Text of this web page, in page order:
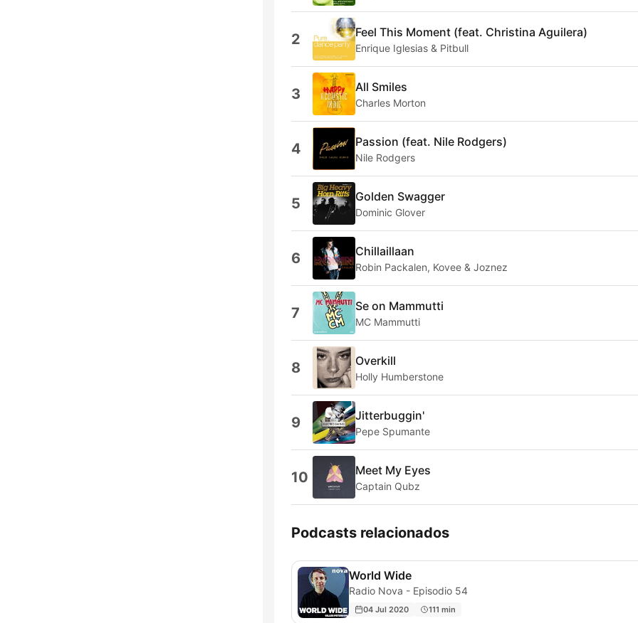
2 Feel This Moment (feat. Christina Aguilera)
Enrique Iglesias & Pitbull
3 All Smiles
Charles Morton
4 Passion (feat. Nile Rodgers)
Nile Rodgers
5 Golden Swagger
Dominic Glover
6 Chillaillaan
Robin Packalen, Kovee & Joznez
7 Se on Mammutti
MC Mammutti
8 Overkill
Holly Humberstone
9 Jitterbuggin'
Pepe Spumante
10 Meet My Eyes
Captain Qubz
Podcasts relacionados
World Wide
Radio Nova - Episodio 54
04 Jul 2020 111 min